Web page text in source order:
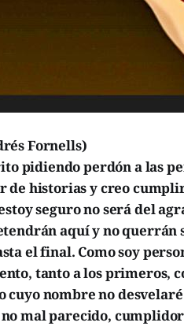
Fornells)
pidiendo perdón a las
de historias y creo
seguro no será del
aquí y no querrán
el final. Como soy
tanto a los primeros,
cuyo nombre no
mal parecido,